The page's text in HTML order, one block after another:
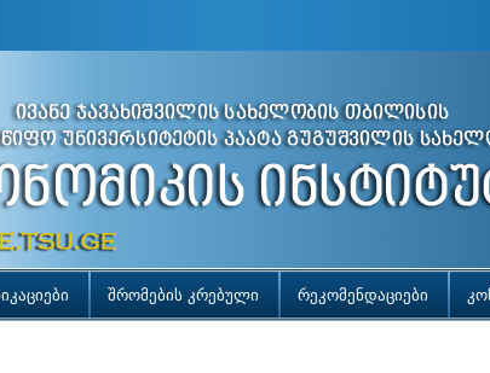
შრომების კრებული რეკომენდაციები